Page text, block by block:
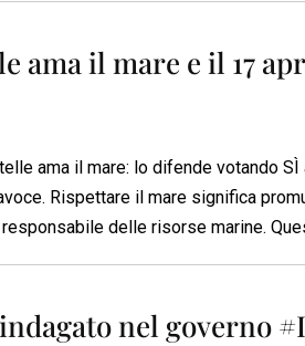
ama il mare e il 17
ama il mare: lo difende votando
Rispettare il mare significa
delle risorse marine.
nel governo